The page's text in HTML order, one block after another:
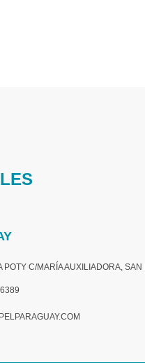
POTY C/MARÍA AUXILIADORA,